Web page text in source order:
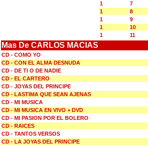
1
7
1
8
1
9
1
10
1
11
Mas De CARLOS MACIAS
CD - COMO YO
CD - CON EL ALMA DESNUDA
CD - DE TI O DE NADIE
CD - EL CARTERO
CD - JOYAS DEL PRINCIPE
CD - LASTIMA QUE SEAN AJENAS
CD - MI MUSICA
CD - MI MUSICA EN VIVO + DVD
CD - MI PASION POR EL BOLERO
CD - RAICES
CD - TANTOS VERSOS
CD - LA JOYAS DEL PRINCIPE